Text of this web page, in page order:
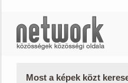
Most a képek közt